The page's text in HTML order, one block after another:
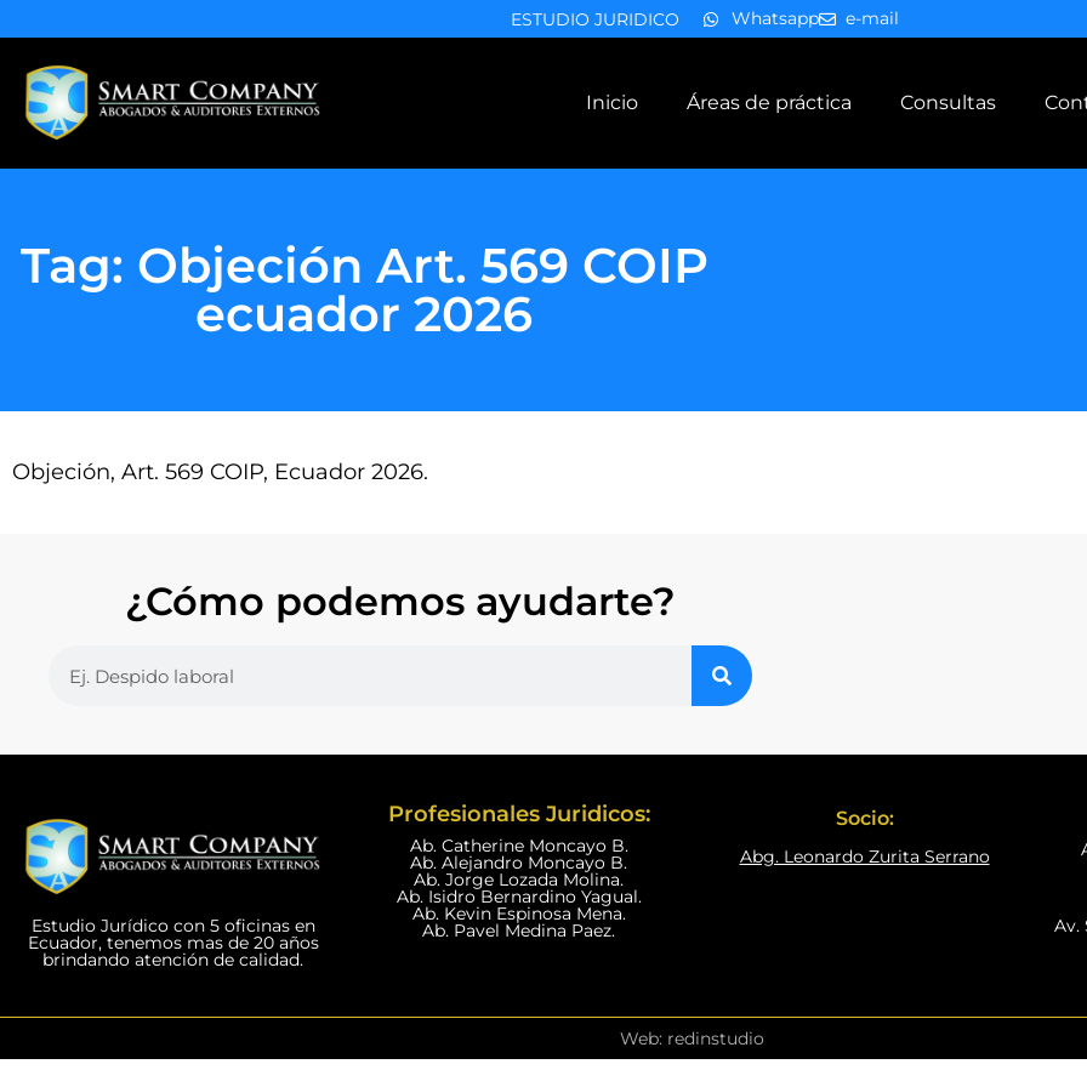
ESTUDIO JURIDICO Whatsapp e-mail
Inicio Áreas de práctica Consultas
Tag: Objeción Art. 569 COIP
ecuador 2026
Objeción, Art. 569 COIP, Ecuador 2026.
¿Cómo podemos ayudarte?
Estudio Jurídico con 5 oficinas en
Ecuador, tenemos mas de 20 años
brindando atención de calidad.
Profesionales Juridicos:
Ab. Catherine Moncayo B.
Ab. Alejandro Moncayo B.
Ab. Jorge Lozada Molina.
Ab. Isidro Bernardino Yagual.
Ab. Kevin Espinosa Mena.
Ab. Pavel Medina Paez.
Socio:
Abg. Leonardo Zurita Serrano
Av.
Web: redinstudio